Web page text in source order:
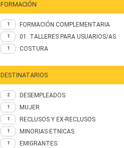
FORMACIÓN
1 FORMACIÓN COMPLEMENTARIA
1 01. TALLERES PARA USUARIOS/AS
1 COSTURA
DESTINATARIOS
2 DESEMPLEADOS
1 MUJER
1 RECLUSOS Y EX-RECLUSOS
1 MINORIAS ETNICAS
1 EMIGRANTES